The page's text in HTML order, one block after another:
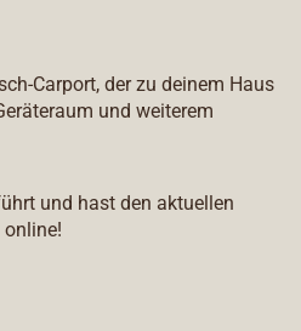
Carport, der zu deinem Haus
und weiterem
und hast den aktuellen